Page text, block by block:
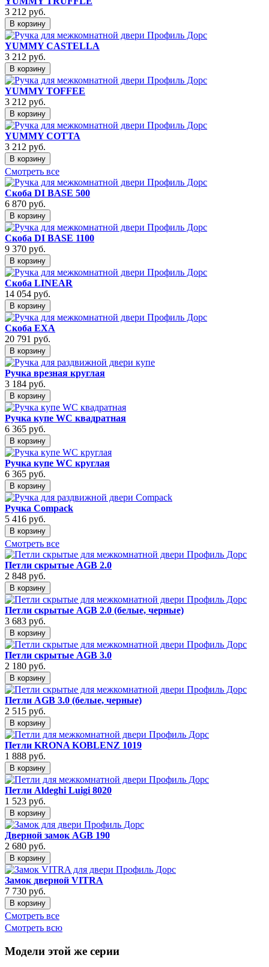
3 212 руб.
В корзину
YUMMY CASTELLA
3 212 руб.
В корзину
YUMMY TOFFEE
3 212 руб.
В корзину
YUMMY COTTA
3 212 руб.
В корзину
Смотреть все
Скоба DI BASE 500
6 870 руб.
В корзину
Скоба DI BASE 1100
9 370 руб.
В корзину
Скоба LINEAR
14 054 руб.
В корзину
Скоба EXA
20 791 руб.
В корзину
Ручка врезная круглая
3 184 руб.
В корзину
Ручка купе WC квадратная
6 365 руб.
В корзину
Ручка купе WC круглая
6 365 руб.
В корзину
Ручка Compack
5 416 руб.
В корзину
Смотреть все
Петли скрытые AGB 2.0
2 848 руб.
В корзину
Петли скрытые AGB 2.0 (белые, черные)
3 683 руб.
В корзину
Петли скрытые AGB 3.0
2 180 руб.
В корзину
Петли AGB 3.0 (белые, черные)
2 515 руб.
В корзину
Петли KRONA KOBLENZ 1019
1 888 руб.
В корзину
Петли Aldeghi Luigi 8020
1 523 руб.
В корзину
Дверной замок AGB 190
2 680 руб.
В корзину
Замок дверной VITRA
7 730 руб.
В корзину
Смотреть все
Смотреть всю
Модели этой же серии